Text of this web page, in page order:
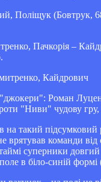
Поліщук (Бовтрук,
Пачкорія –
Кайдрович
Роман
"Ниви" чудову
такий підсумковий
врятував команди
суперники
в біло-синій